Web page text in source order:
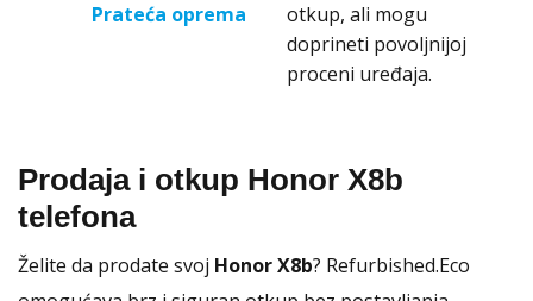
Prateća oprema
otkup, ali mogu
doprineti povoljnijoj
proceni uređaja.
Prodaja i otkup Honor X8b
telefona
Želite da prodate svoj Honor X8b? Refurbished.Eco